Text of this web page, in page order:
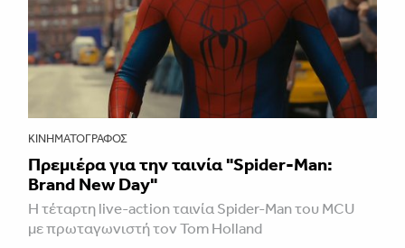
ΚΙΝΗΜΑΤΟΓΡΆΦΟΣ
Πρεμιέρα για την ταινία "Spider-Man:
Brand New Day"
Η τέταρτη live-action ταινία Spider-Man του MCU
με πρωταγωνιστή τον Tom Holland